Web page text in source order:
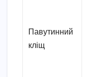
Павутинний
кліщ